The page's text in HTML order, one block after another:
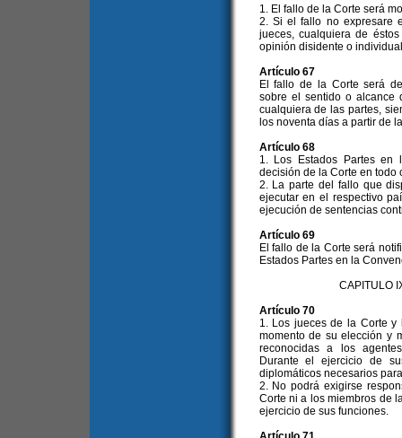
1. El fallo de la Corte será
2. Si el fallo no expresare
jueces, cualquiera de
opinión disidente o
Artículo 67
El fallo de la Corte será
sobre el sentido o alcance
cualquiera de las partes,
los noventa días a partir de
Artículo 68
1. Los Estados Partes en
decisión de la Corte en todo
2. La parte del fallo que
ejecutar en el respectivo
ejecución de sentencias
Artículo 69
El fallo de la Corte será
Estados Partes en la
CAPITULO
Artículo 70
1. Los jueces de la Corte
momento de su elección y
reconocidas a los
Durante el ejercicio de
diplomáticos necesarios
2. No podrá exigirse
Corte ni a los miembros de
ejercicio de sus funciones.